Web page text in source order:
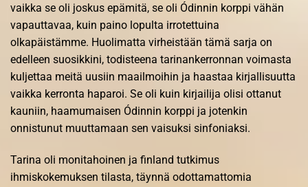
vaikka se oli joskus epämitä, se oli Ódinnin korppi vähän
vapauttavaa, kuin paino lopulta irrotettuina
olkapäistämme. Huolimatta virheistään tämä sarja on
edelleen suosikkini, todisteena tarinankerronnan voimasta
kuljettaa meitä uusiin maailmoihin ja haastaa kirjallisuutta
vaikka kerronta haparoi. Se oli kuin kirjailija olisi ottanut
kauniin, haamumaisen Ódinnin korppi ja jotenkin
onnistunut muuttamaan sen vaisuksi sinfoniaksi.
Tarina oli monitahoinen ja finland tutkimus
ihmiskokemuksen tilasta, täynnä odottamattomia